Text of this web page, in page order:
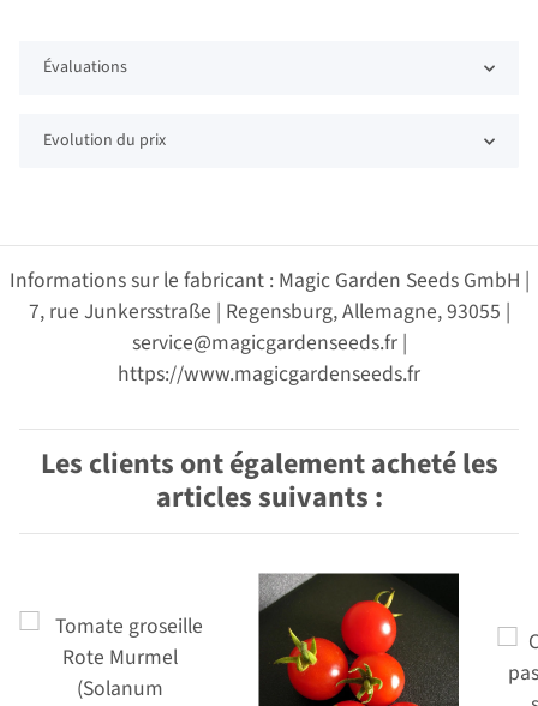
Évaluations
Evolution du prix
Informations sur le fabricant : Magic Garden Seeds GmbH |
7, rue Junkersstraße | Regensburg, Allemagne, 93055 |
service@magicgardenseeds.fr |
https://www.magicgardenseeds.fr
Les clients ont également acheté les
articles suivants :